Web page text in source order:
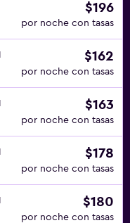
$196
por noche con tasas
$162
por noche con tasas
$163
por noche con tasas
$178
por noche con tasas
$180
por noche con tasas